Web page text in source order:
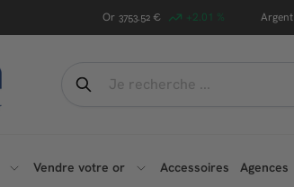
Or 3753.52 € +2.01 % Argent
Search
Recherche
Vendre votre or Accessoires Agences